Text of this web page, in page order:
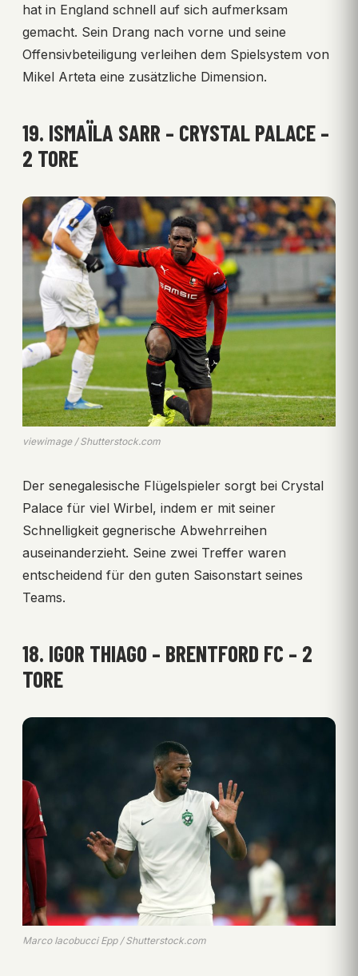
hat in England schnell auf sich aufmerksam
gemacht. Sein Drang nach vorne und seine
Offensivbeteiligung verleihen dem Spielsystem von
Mikel Arteta eine zusätzliche Dimension.
19. ISMAÏLA SARR – CRYSTAL PALACE –
2 TORE
viewimage / Shutterstock.com
Der senegalesische Flügelspieler sorgt bei Crystal
Palace für viel Wirbel, indem er mit seiner
Schnelligkeit gegnerische Abwehrreihen
auseinanderzieht. Seine zwei Treffer waren
entscheidend für den guten Saisonstart seines
Teams.
18. IGOR THIAGO – BRENTFORD FC – 2
TORE
Marco Iacobucci Epp / Shutterstock.com